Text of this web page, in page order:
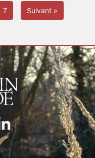
7 Suivant »